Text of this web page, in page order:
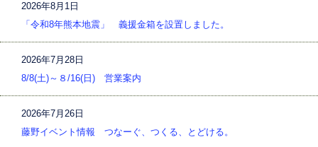
2026年8月1日
「令和8年熊本地震」 義援金箱を設置しました。
2026年7月28日
8/8(土)～８/16(日) 営業案内
2026年7月26日
藤野イベント情報 つなーぐ、つくる、とどける。